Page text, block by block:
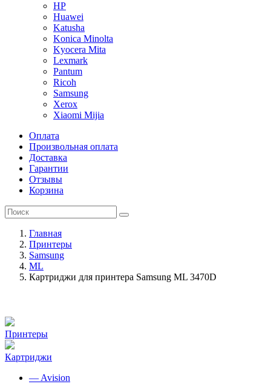
HP
Huawei
Katusha
Konica Minolta
Kyocera Mita
Lexmark
Pantum
Ricoh
Samsung
Xerox
Xiaomi Mijia
Оплата
Произвольная оплата
Доставка
Гарантии
Отзывы
Корзина
Главная
Принтеры
Samsung
ML
Картриджи для принтера Samsung ML 3470D
Принтеры
Картриджи
— Avision